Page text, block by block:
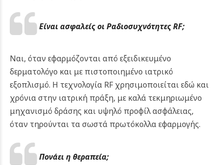
Είναι ασφαλείς οι Ραδιοσυχνότητες RF;
Ναι, όταν εφαρμόζονται από εξειδικευμένο
δερματολόγο και με πιστοποιημένο ιατρικό
εξοπλισμό. Η τεχνολογία RF χρησιμοποιείται εδώ και
χρόνια στην ιατρική πράξη, με καλά τεκμηριωμένο
μηχανισμό δράσης και υψηλό προφίλ ασφάλειας,
όταν τηρούνται τα σωστά πρωτόκολλα εφαρμογής.
Πονάει η θεραπεία;